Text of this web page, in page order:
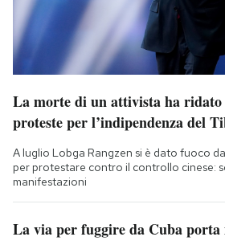
La morte di un attivista ha ridato
proteste per l’indipendenza del
A luglio Lobga Rangzen si è dato fuoco
per protestare contro il controllo cinese:
manifestazioni
La via per fuggire da Cuba